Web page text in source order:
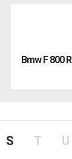
Bmw F 800 R
S T U